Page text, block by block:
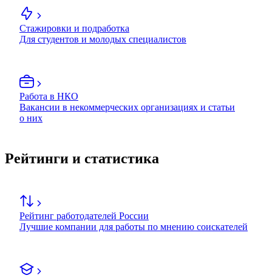
Стажировки и подработка
Для студентов и молодых специалистов
Работа в НКО
Вакансии в некоммерческих организациях и статьи
о них
Рейтинги и статистика
Рейтинг работодателей России
Лучшие компании для работы по мнению соискателей